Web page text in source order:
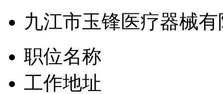
九江市玉锋医疗器械
职位名称
工作地址